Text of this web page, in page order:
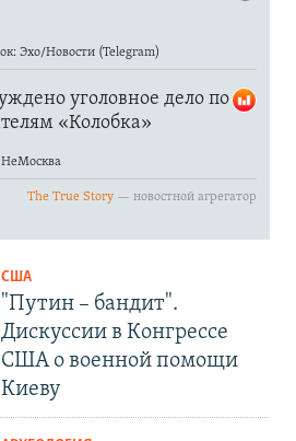
США
"Путин – бандит".
Дискуссии в Конгрессе
США о военной помощи
Киеву